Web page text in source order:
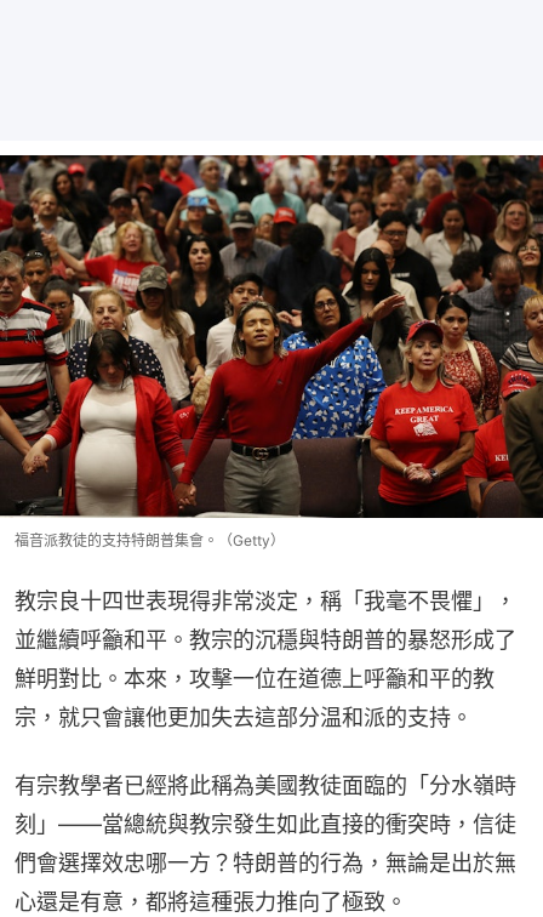
福音派教徒的支持特朗普集會。（Getty）
教宗良十四世表現得非常淡定，稱「我毫不畏懼」，
並繼續呼籲和平。教宗的沉穩與特朗普的暴怒形成了
鮮明對比。本來，攻擊一位在道德上呼籲和平的教
宗，就只會讓他更加失去這部分温和派的支持。
有宗教學者已經將此稱為美國教徒面臨的「分水嶺時
刻」——當總統與教宗發生如此直接的衝突時，信徒
們會選擇效忠哪一方？特朗普的行為，無論是出於無
心還是有意，都將這種張力推向了極致。